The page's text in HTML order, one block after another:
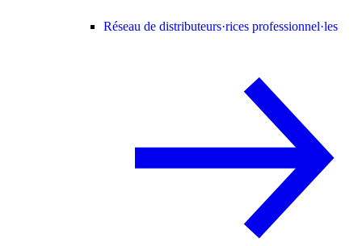
Réseau de distributeurs·rices professionnel·les